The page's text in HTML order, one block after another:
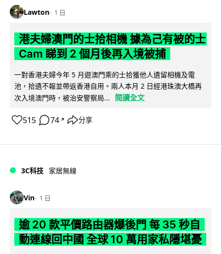
Lawton 1 日
港夫婦澳門的士拾相機 據為己有被的士
Cam 睇到 2 個月後再入境被捕
一對香港夫婦今年 5 月遊澳門乘的士拾獲他人遺留相機及電
池，拾遺不報並帶返香港自用。兩人本月 2 日經港珠澳大橋再
次入境澳門時，被治安警察局...
閱讀全文
515 74 ↗ 分享
3C科技 家居無線
Vin 1 日
逾 20 款平價路由器爆後門 每 35 秒自
動連線回中國 全球 10 萬用家私隱堪憂